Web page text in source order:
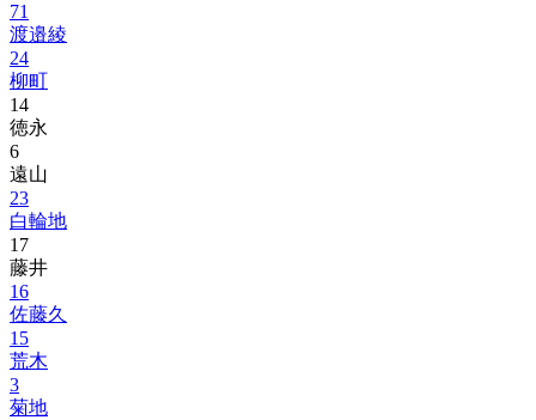
71
渡邉綾
24
柳町
14
徳永
6
遠山
23
白輪地
17
藤井
16
佐藤久
15
荒木
3
菊地